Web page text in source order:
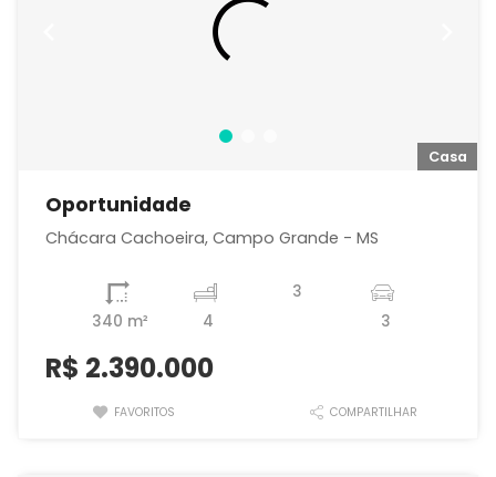
Casa
Oportunidade
Chácara Cachoeira, Campo Grande - MS
340 m² 4
3
3
R$ 2.390.000
FAVORITOS COMPARTILHAR